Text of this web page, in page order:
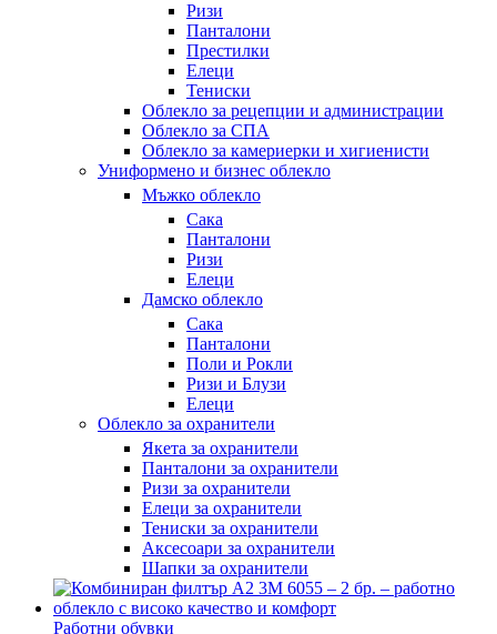
Ризи
Панталони
Престилки
Елеци
Тениски
Облекло за рецепции и администрации
Облекло за СПА
Облекло за камериерки и хигиенисти
Униформено и бизнес облекло
Мъжко облекло
Сака
Панталони
Ризи
Елеци
Дамско облекло
Сака
Панталони
Поли и Рокли
Ризи и Блузи
Елеци
Облекло за охранители
Якета за охранители
Панталони за охранители
Ризи за охранители
Елеци за охранители
Тениски за охранители
Аксесоари за охранители
Шапки за охранители
Работни обувки